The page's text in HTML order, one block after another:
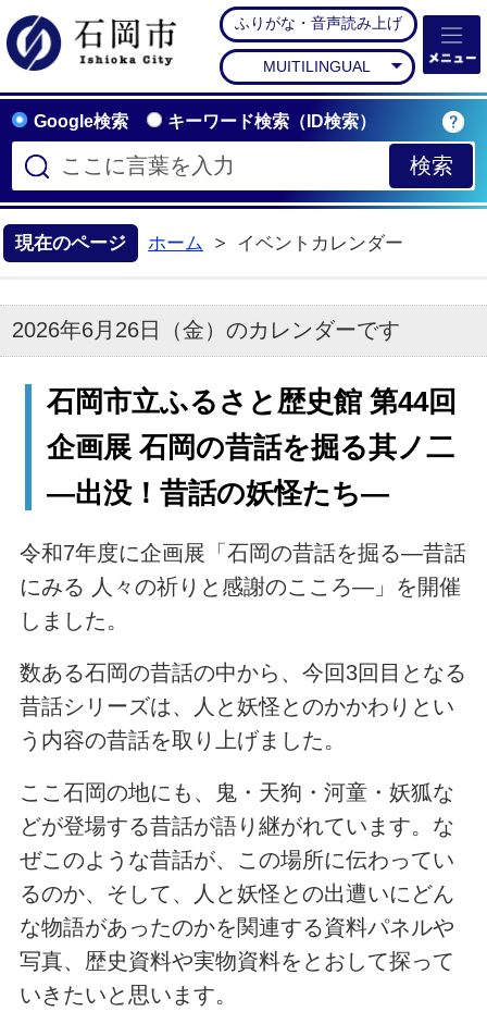
石岡市公式ホームペー
ふりがな・音声読み上げ
MUITILINGUAL
Google検索 キーワード検索（ID検索）
現在のページ ホーム イベントカレンダー
2026年6月26日（金）のカレンダーです
石岡市立ふるさと歴史館 第44回
企画展 石岡の昔話を掘る其ノ二
―出没！昔話の妖怪たち―
令和7年度に企画展「石岡の昔話を掘る―昔話
にみる 人々の祈りと感謝のこころ―」を開催
しました。
数ある石岡の昔話の中から、今回3回目となる
昔話シリーズは、人と妖怪とのかかわりとい
う内容の昔話を取り上げました。
ここ石岡の地にも、鬼・天狗・河童・妖狐な
どが登場する昔話が語り継がれています。な
ぜこのような昔話が、この場所に伝わってい
るのか、そして、人と妖怪との出遭いにどん
な物語があったのかを関連する資料パネルや
写真、歴史資料や実物資料をとおして探って
いきたいと思います。